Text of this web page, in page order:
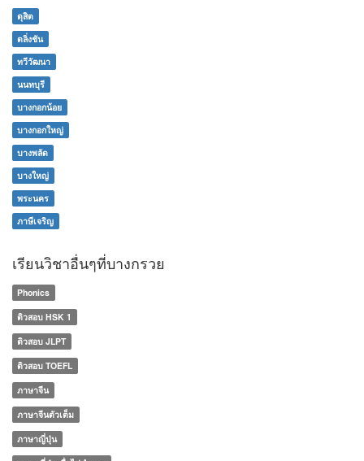
ดุสิต
ตลิ่งชัน
ทวีวัฒนา
นนทบุรี
บางกอกน้อย
บางกอกใหญ่
บางพลัด
บางใหญ่
พระนคร
ภาษีเจริญ
เรียนวิชาอื่นๆที่บางกรวย
Phonics
ติวสอบ HSK 1
ติวสอบ JLPT
ติวสอบ TOEFL
ภาษาจีน
ภาษาจีนตัวเต็ม
ภาษาญี่ปุ่น